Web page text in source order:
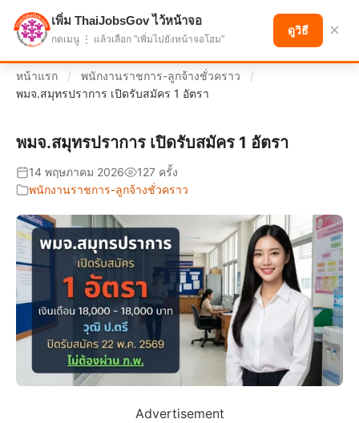
แบ่งปันโอกาส เพื่ออนาคตที่ก้าวหน้า
หน้าแรก / พนักงานราชการ-ลูกจ้างชั่วคราว
/
พมจ.สมุทรปราการ เปิดรับสมัคร 1 อัตรา
พมจ.สมุทรปราการ เปิดรับสมัคร 1 อัตรา
14 พฤษภาคม 2026
127 ครั้ง
พนักงานราชการ-ลูกจ้างชั่วคราว
Advertisement
เพิ่ม ThaiJobsGov ไว้หน้าจอ
กดเมนู ⋮ แล้วเลือก "เพิ่มไปยังหน้าจอโฮม"
ดูวิธี ×